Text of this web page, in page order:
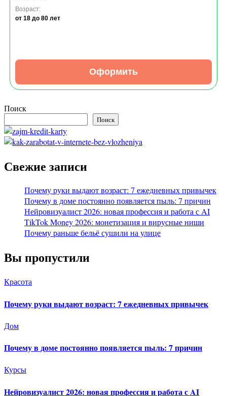
Возраст:
от 18 до 80 лет
Оформить
Поиск
Поиск
Свежие записи
Почему руки выдают возраст: 7 ежедневных привычек
Почему в доме постоянно появляется пыль: 7 причин
Нейровизуалист 2026: новая профессия и работа с AI
TikTok Money 2026: монетизация и вирусные ниши
Почему раньше бельё сушили на улице
Вы пропустили
Красота
Почему руки выдают возраст: 7 ежедневных привычек
Дом
Почему в доме постоянно появляется пыль: 7 причин
Курсы
Нейровизуалист 2026: новая профессия и работа с AI